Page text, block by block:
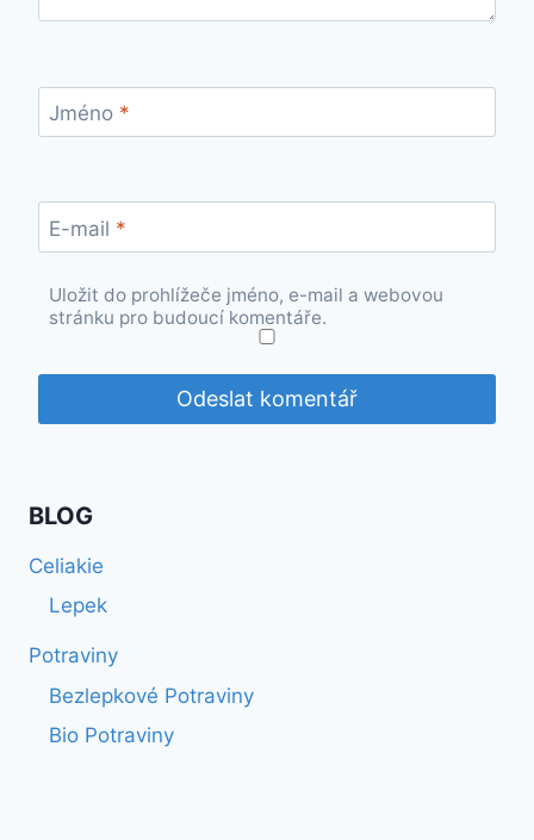
Jméno *
E-mail *
Uložit do prohlížeče jméno, e-mail a webovou
stránku pro budoucí komentáře.
BLOG
Celiakie
Lepek
Potraviny
Bezlepkové Potraviny
Bio Potraviny